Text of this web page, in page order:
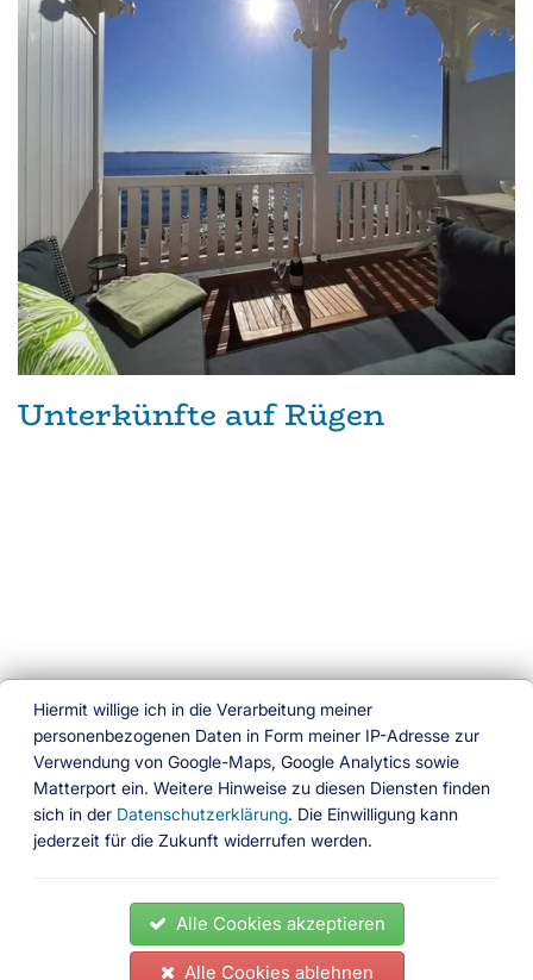
Hiermit willige ich in die Verarbeitung meiner
personenbezogenen Daten in Form meiner IP-Adresse zur
Verwendung von Google-Maps, Google Analytics sowie
Matterport ein. Weitere Hinweise zu diesen Diensten finden
sich in der Datenschutzerklärung. Die Einwilligung kann
jederzeit für die Zukunft widerrufen werden.
Alle Cookies akzeptieren
Alle Cookies ablehnen
Unterkünfte auf Rügen
Ferien am Wasser
Das besondere Buchungsportal
Ferienhäuser Ferienwohnungen Hausboote
Gedöns Shop Partner Impressum Kontakt
Datenschutz Widerrufsrecht Zahlungsbedingungen